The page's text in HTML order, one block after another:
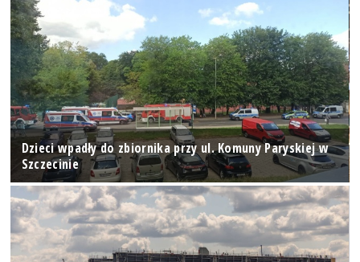
Dzieci wpadły do zbiornika przy ul. Komuny Paryskiej w
Szczecinie